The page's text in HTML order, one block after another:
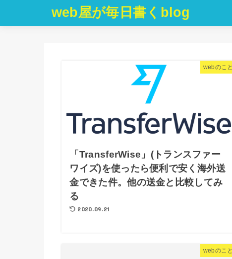
web屋が毎日書くblog
webのこと
「TransferWise」(トランスファー
ワイズ)を使ったら便利で安く海外送
金できた件。他の送金と比較してみ
る
2020.09.21
webのこと